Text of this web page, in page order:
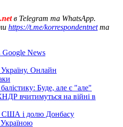
в Telegram та WhatsApp.
https://t.me/korrespondentnetта
Google News
Україну. Онлайн
Буде, але є "але"
вчитимуться на війні в
США і долю Донбасу
Україною